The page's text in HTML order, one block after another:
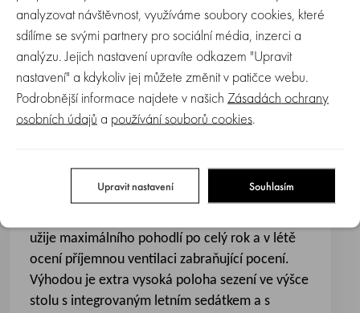
u
jednoho
stolu
spolu s
kg) sklouzávání)
poloze a usnadňuje nastupování a vystupování
užije maximálního pohodlí po celý rok a v létě
ocení příjemnou ventilaci zabraňující pocení.
Výhodou je extra vysoká poloha sezení ve výšce
stolu s integrovaným letním sedátkem a s
analyzovat návštěvnost, využíváme soubory cookies, které
sdílíme se svými partnery pro sociální média, inzerci a
analýzu. Jejich nastavení upravíte odkazem "Upravit
nastavení" a kdykoliv jej můžete změnit v patičce webu.
Podrobnější informace najdete v našich Zásadách ochrany
osobních údajů a používání souborů cookies.
Upravit nastavení Souhlasím